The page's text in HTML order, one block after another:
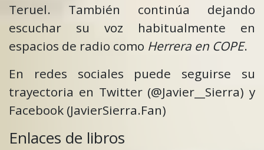
Teruel. También continúa dejando
escuchar su voz habitualmente en
espacios de radio como Herrera en COPE.
En redes sociales puede seguirse su
trayectoria en Twitter (@Javier__Sierra) y
Facebook (JavierSierra.Fan)
Enlaces de libros